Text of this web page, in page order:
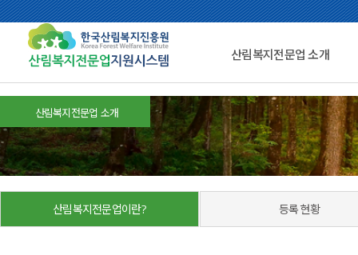
산림복지전문업 소개
산림복지전문업 소개
산림복지전문업이란? 등록 현황